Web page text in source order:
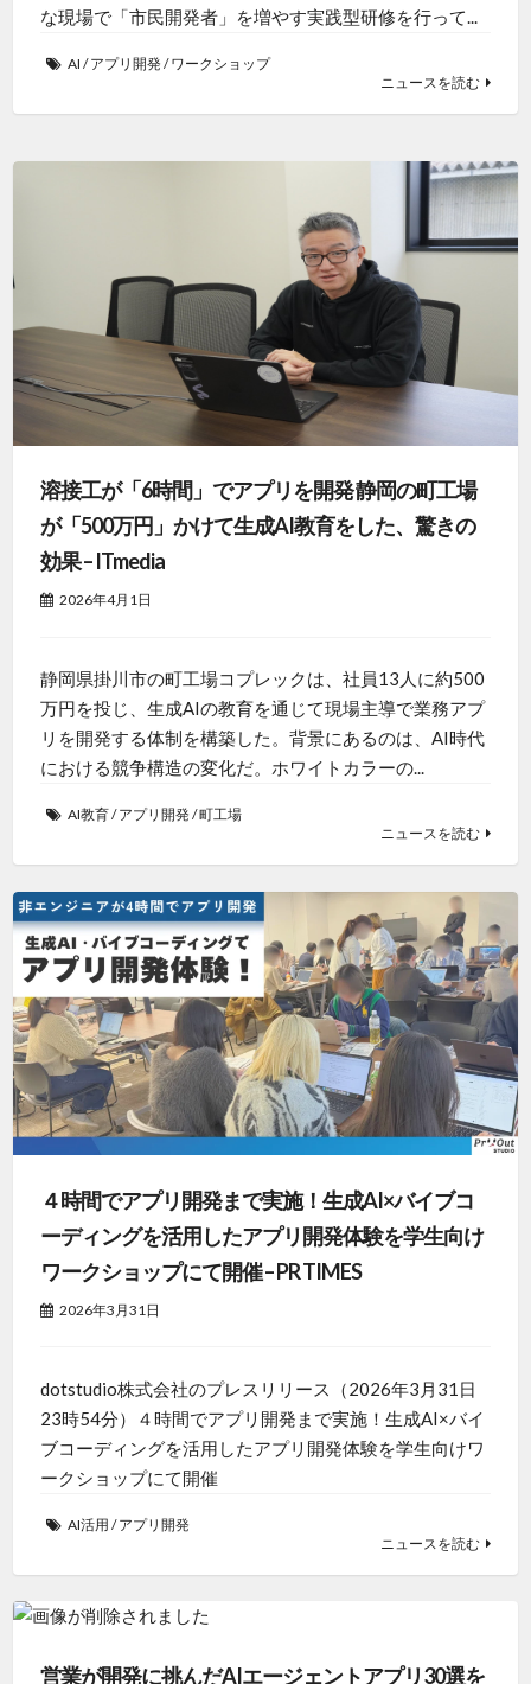
な現場で「市民開発者」を増やす実践型研修を行って...
AI /アプリ開発 /ワークショップ
ニュースを読む
溶接工が「6時間」でアプリを開発 静岡の町工場
が「500万円」かけて生成AI教育をした、驚きの
効果 – ITmedia
2026年4月1日
静岡県掛川市の町工場コプレックは、社員13人に約500
万円を投じ、生成AIの教育を通じて現場主導で業務アプ
リを開発する体制を構築した。背景にあるのは、AI時代
における競争構造の変化だ。ホワイトカラーの...
AI教育/アプリ開発 /町工場
ニュースを読む
４時間でアプリ開発まで実施！生成AI×バイブコ
ーディングを活用したアプリ開発体験を学生向け
ワークショップにて開催 – PR TIMES
2026年3月31日
dotstudio株式会社のプレスリリース（2026年3月31日
23時54分）４時間でアプリ開発まで実施！生成AI×バイ
ブコーディングを活用したアプリ開発体験を学生向けワ
ークショップにて開催
AI活用 /アプリ開発
ニュースを読む
営業が開発に挑んだAIエージェントアプリ30選を